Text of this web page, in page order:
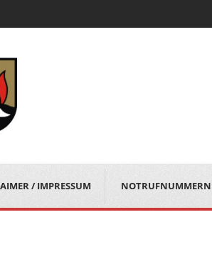
/ IMPRESSUM NOTRUFNUMMERN